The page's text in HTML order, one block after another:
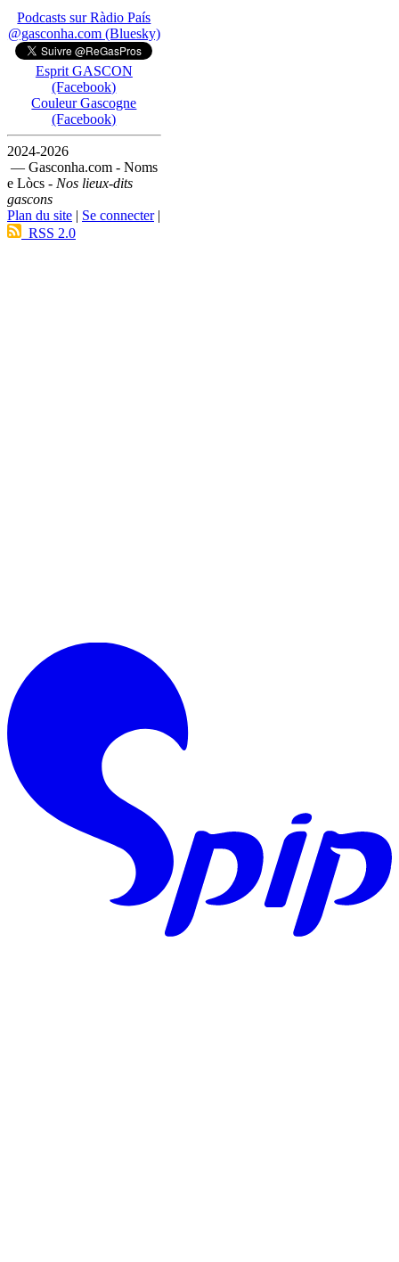
Podcasts sur Ràdio País
@gasconha.com (Bluesky)
Esprit GASCON
(Facebook)
Couleur Gascogne
(Facebook)
2024-2026
— Gasconha.com - Noms
e Lòcs - Nos lieux-dits
gascons
Plan du site | Se connecter|
RSS 2.0